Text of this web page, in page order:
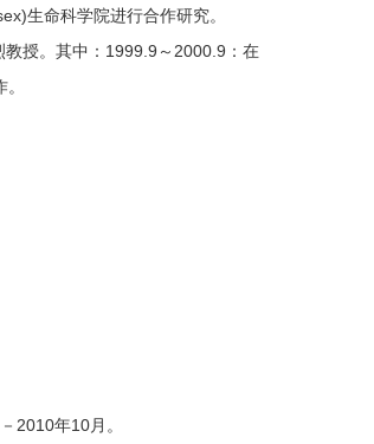
生命科学院进行合作研究。
授。其中：1999.9～2000.9：在
2010年10月。